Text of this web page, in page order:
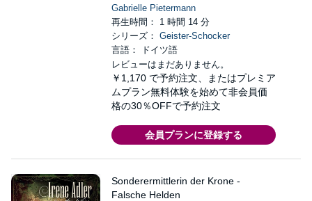
Gabrielle Pietermann
再生時間： 1 時間 14 分
シリーズ： Geister-Schocker
言語： ドイツ語
レビューはまだありません。
￥1,170 で予約注文、またはプレミア
ムプラン無料体験を始めて非会員価
格の30％OFFで予約注文
会員プランに登録する
Sonderermittlerin der Krone -
Falsche Helden